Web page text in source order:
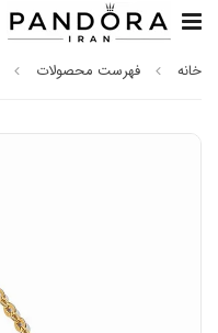
خانه فهرست محصولات